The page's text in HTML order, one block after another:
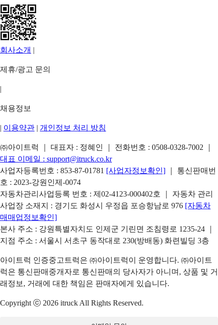
회사소개 |
제휴/광고 문의
|
채용정보
| 이용약관 | 개인정보 처리 방침
㈜아이트럭 ｜ 대표자 : 정혜인 ｜ 전화번호 : 0508-0328-7002
대표 이메일 : support@itruck.co.kr
사업자등록번호 : 853-87-01781 [사업자정보확인]
｜ 통신판매번
호 : 2023-강원인제-0074
자동차관리사업등록 번호 : 제02-4123-000402호 ｜ 자동차 관리
사업장 소재지 : 경기도 화성시 우정읍 포승항남로 976 [자동차
매매업정보확인]
본사 주소 : 강원특별자치도 인제군 기린면 조침령로 1235-24 ｜
지점 주소 : 서울시 서초구 동작대로 230(방배동) 화련빌딩 3층
아이트럭 인증중고트럭은 ㈜아이트럭이 운영합니다. ㈜아이트
럭은 통신판매중개자로 통신판매의 당사자가 아니며, 상품 및 거
래정보, 거래에 대한 책임은 판매자에게 있습니다.
Copyright ⓒ 2026 itruck All Rights Reserved.